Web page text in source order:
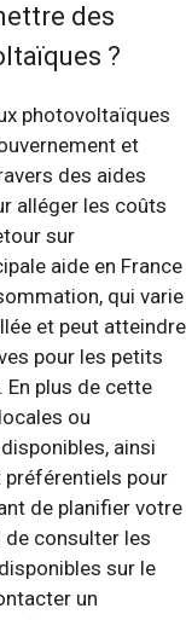
des
?
photovoltaïques
et
des aides
alléger les coûts
sur
aide en France
qui varie
et peut atteindre
pour les petits
plus de cette
ou
ainsi
pour
de planifier votre
consulter les
sur le
un